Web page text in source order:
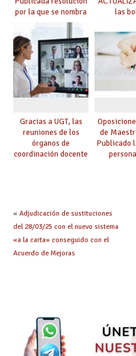
por la que se nombra
funcionarios/as en
prácticas, se regulan
dichas prácticas y se
convoca acto público
de adjudicación
las
Cuerpo de
de
Gracias a UGT, las
reuniones de los
órganos de
coordinación docente
centro
de
Publicado
« Adjudicación de sustituciones
del 28/03/25 con el nuevo sistema
«a la carta» conseguido con el
Acuerdo de Mejoras